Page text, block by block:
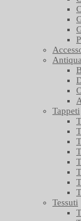
Tappeti
Tessuti